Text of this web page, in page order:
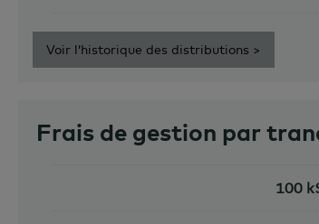
Voir l’historique des distributions >
Frais de gestion par
100